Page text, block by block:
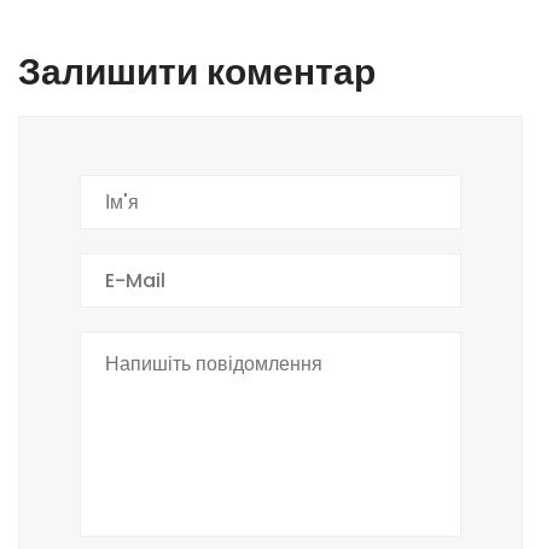
Залишити коментар